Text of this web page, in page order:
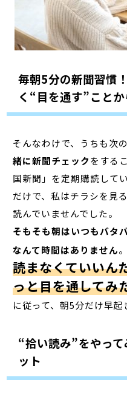
毎朝5分の新聞習慣
く“目を通す”ことか
そんなわけで、うちも次
緒に新聞チェックをする
国新聞」を定期購読して
だけで、私はチラシを見
読んでいませんでした。
そもそも朝はいつもバタ
なんて時間はありません
読まなくていいん
っと目を通してみ
に従って、朝5分だけ早起
“拾い読み”をやっ
ット